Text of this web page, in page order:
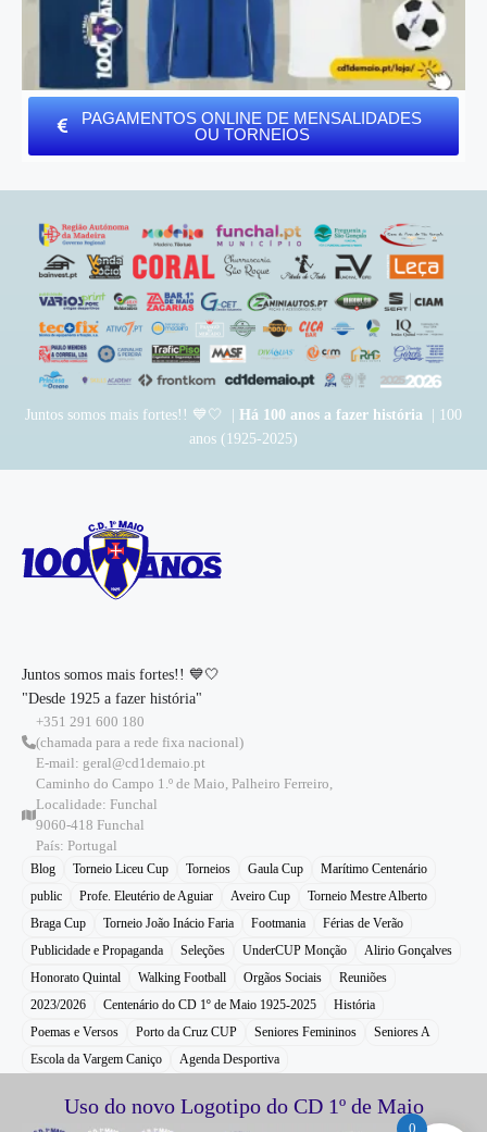
PAGAMENTOS ONLINE DE MENSALIDADES
OU TORNEIOS
Juntos somos mais fortes!! 💙🤍 | Há 100 anos a fazer história | 100
anos (1925-2025)
Juntos somos mais fortes!! 💙🤍
"Desde 1925 a fazer história"
+351 291 600 180
(chamada para a rede fixa nacional)
E-mail: geral@cd1demaio.pt
Caminho do Campo 1.º de Maio, Palheiro Ferreiro,
Localidade: Funchal
9060-418 Funchal
País: Portugal
Blog Torneio Liceu Cup Torneios Gaula Cup
Marítimo Centenário
public
Profe. Eleutério de Aguiar Aveiro Cup
Torneio Mestre Alberto
Braga Cup
Torneio João Inácio Faria Footmania
Férias de Verão
Publicidade e Propaganda
Seleções UnderCUP Monção
Alirio Gonçalves
Honorato Quintal
Walking Football Orgãos Sociais
Reuniões
2023/2026
Centenário do CD 1º de Maio 1925-2025
História
Poemas e Versos
Porto da Cruz CUP Seniores Femininos
Seniores A
Escola da Vargem Caniço
Agenda Desportiva
Uso do novo Logotipo do CD 1º de Maio
0